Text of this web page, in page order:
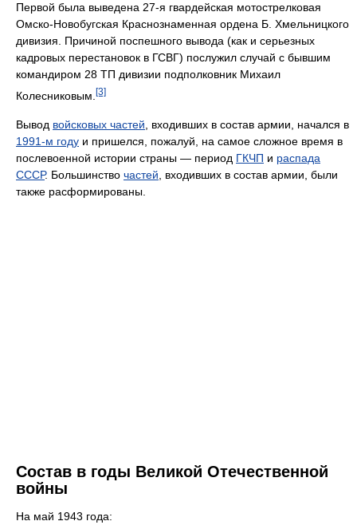
Первой была выведена 27-я гвардейская мотострелковая
Омско-Новобугская Краснознаменная ордена Б. Хмельницкого
дивизия. Причиной поспешного вывода (как и серьезных
кадровых перестановок в ГСВГ) послужил случай с бывшим
командиром 28 ТП дивизии подполковник Михаил
Колесниковым. [3]
Вывод войсковых частей , входивших в состав армии, начался в
1991-м году и пришелся, пожалуй, на самое сложное время в
послевоенной истории страны — период ГКЧП и распада
СССР. Большинство частей , входивших в состав армии, были
также расформированы.
Состав в годы Великой Отечественной
войны
На май 1943 года: